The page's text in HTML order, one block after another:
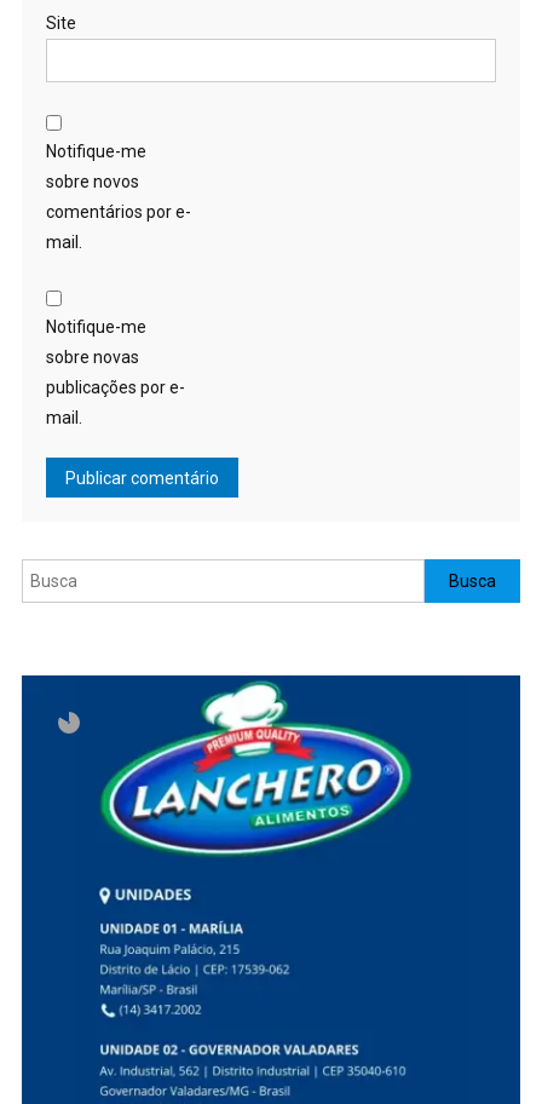
Site
Notifique-me
sobre novos
comentários por e-
mail.
Notifique-me
sobre novas
publicações por e-
mail.
Pesquisar Busca